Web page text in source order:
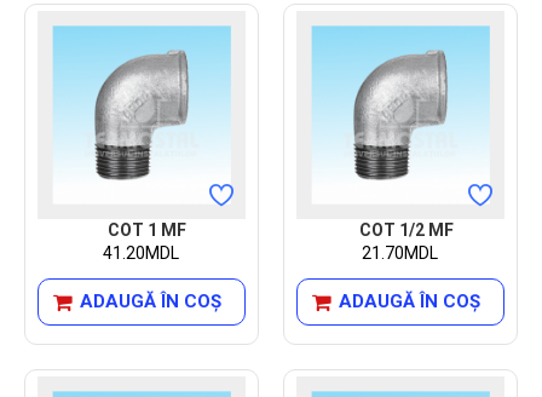
COT 1 MF
41.20MDL
ADAUGĂ ÎN COŞ
COT 1/2 MF
21.70MDL
ADAUGĂ ÎN COŞ